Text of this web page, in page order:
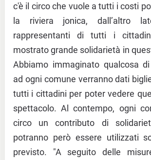
c'è il circo che vuole a tutti i costi
la riviera jonica, dall’altro
rappresentanti di tutti i
mostrato grande solidarietà in
Abbiamo immaginato qualcosa
ad ogni comune verranno dati
tutti i cittadini per poter vedere
spettacolo. Al contempo, ogni
circo un contributo di
potranno però essere utilizzati
previsto. "A seguito delle